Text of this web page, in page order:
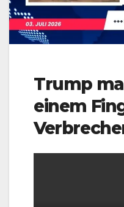
Trump
einem